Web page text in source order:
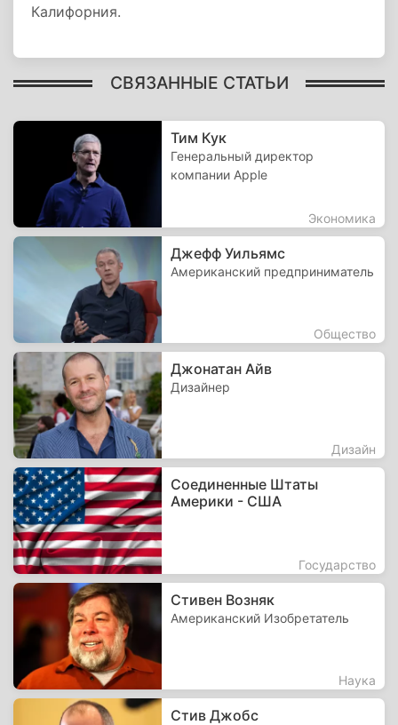
Калифорния.
СВЯЗАННЫЕ СТАТЬИ
Тим Кук
Генеральный директор
компании Apple
Экономика
Джефф Уильямс
Американский предприниматель
Общество
Джонатан Айв
Дизайнер
Дизайн
Соединенные Штаты
Америки - США
Государство
Стивен Возняк
Американский Изобретатель
Наука
Стив Джобс